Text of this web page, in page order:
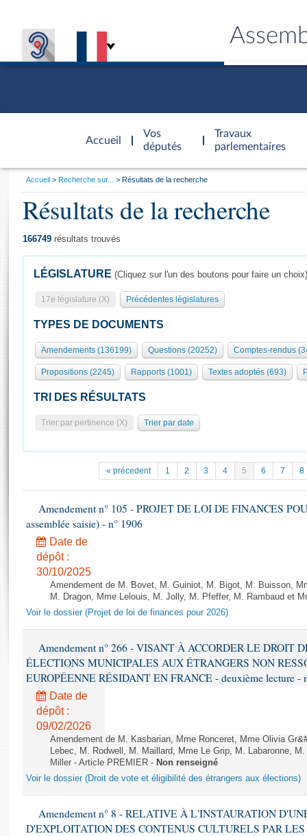
Accueil
d'accueil
Vos
députés
Travaux
parlementaires
Présidence
577 députés
Groupes politiques
Séance publique
Commissions et autres organes
Europe et International
Pétitions
Projets de loi
Propositions de loi
Amendements
Textes adoptés
Rapports d'information
Rapports d'enquête
Rapports sur l'application des lois
Baromètre de l’application des lois
Dossiers législatifs
Budget et sécurité sociale
Questions écrites et orales
Comptes rendus des débats
Général
Rôle et pouvoirs de l'Assemblée
Organisation de l'Assemblée
Présidence Conférence des Présidents Bureau Collège des
Statistiques et chiffres clés
Documents de référence
( Constitution | Règlement de l'Assemblée ... )
Juniors
Anciennes législatures
Liens vers les sites publics
Visiter l'Assemblée
Visite virtuelle du palais Bourbon
Assister à une séance
La Bibliothèque
Contacts et plan d'accès
Photos libres de droit
Vous
Accueil Recherche sur... Résultats de la recherche
Résultats de la recherche
166749 résultats trouvés
LÉGISLATURE (Cliquez sur l'un des boutons pour faire un choix)
17e législature (X) Précédentes législatures
TYPES DE DOCUMENTS
Amendements (136199) Questions (20252) Comptes-rendus
Propositions (2245) Rapports (1001) Textes adoptés (693)
TRI DES RÉSULTATS
Trier par pertinence (X) Trier par date
« précedent 1 2 3 4 5 6 7 8
Amendement n° 105 - PROJET DE LOI DE FINANCES
assemblée saisie) - n° 1906
Date de
dépôt :
30/10/2025
Amendement de M. Bovet, M. Guiniot, M. Bigot, M. Buisson,
M. Dragon, Mme Lelouis, M. Jolly, M. Pfeffer, M. Rambaud et
Voir le dossier (Projet de loi de finances pour 2026)
Amendement n° 266 - VISANT À ACCORDER LE DROIT
ÉLECTIONS MUNICIPALES AUX ÉTRANGERS NON
EUROPÉENNE RÉSIDANT EN FRANCE - deuxième lecture -
Date de
dépôt :
09/02/2026
Amendement de M. Kasbarian, Mme Ronceret, Mme Olivia
Lebec, M. Rodwell, M. Maillard, Mme Le Grip, M. Labaronne,
Miller - Article PREMIER - Non renseigné
Voir le dossier (Droit de vote et éligibilité des étrangers aux élections)
Amendement n° 8 - RELATIVE À L'INSTAURATION
D'EXPLOITATION DES CONTENUS CULTURELS PAR LES